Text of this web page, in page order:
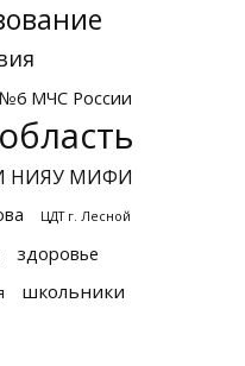
МЧС России
НИЯУ МИФИ
ЦДТ г. Лесной
здоровье
школьники